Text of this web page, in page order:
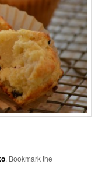
. Bookmark the